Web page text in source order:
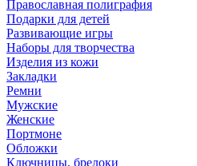
Православная полиграфия
Подарки для детей
Развивающие игры
Наборы для творчества
Изделия из кожи
Закладки
Ремни
Мужские
Женские
Портмоне
Обложки
Ключницы, брелоки